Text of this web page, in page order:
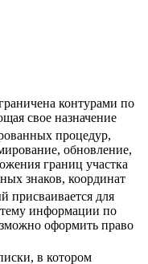
контурами по
свое назначение
процедур,
обновление,
границ участка
знаков, координат
присваивается для
информации по
оформить право
в котором